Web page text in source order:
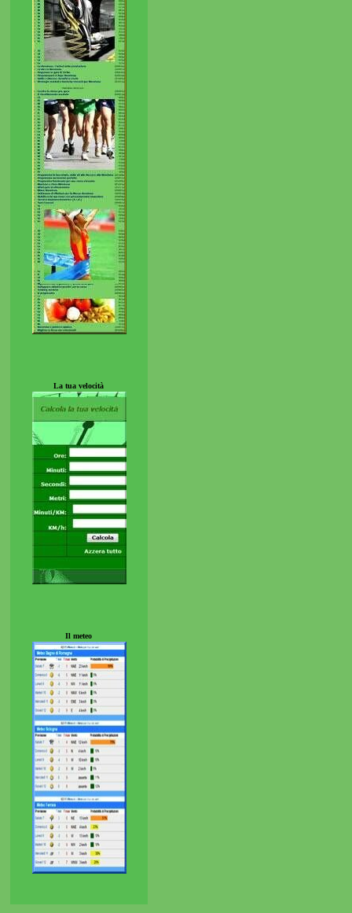
La tua velocità
Il meteo